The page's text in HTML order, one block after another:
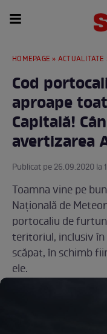
HOMEPAGE » ACTUALITATE
Cod
aproape
Capitală!
avertizarea
Publicat pe 26.09.2020 la
Toamna vine pe
Națională de
portocaliu de
teritoriul, inclusiv în
scăpat, în schimb
ele.